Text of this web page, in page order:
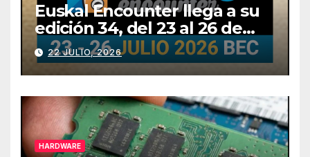
Euskal Encounter llega a su
edición 34, del 23 al 26 de
julio
22 JULIO, 2026
HARDWARE